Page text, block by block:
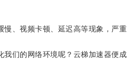
、视频卡顿、延迟高等现象，严重
们的网络环境呢？云梯加速器便成